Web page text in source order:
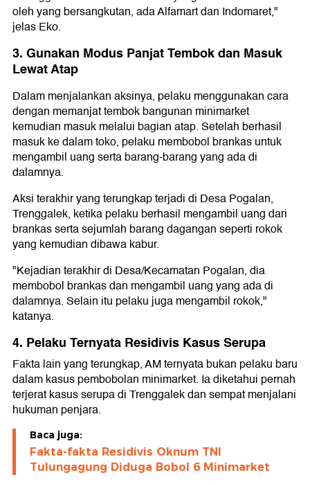
oleh yang bersangkutan, ada Alfamart dan Indomaret,"
jelas Eko.
3. Gunakan Modus Panjat Tembok dan Masuk
Lewat Atap
Dalam menjalankan aksinya, pelaku menggunakan cara
dengan memanjat tembok bangunan minimarket
kemudian masuk melalui bagian atap. Setelah berhasil
masuk ke dalam toko, pelaku membobol brankas untuk
mengambil uang serta barang-barang yang ada di
dalamnya.
Aksi terakhir yang terungkap terjadi di Desa Pogalan,
Trenggalek, ketika pelaku berhasil mengambil uang dari
brankas serta sejumlah barang dagangan seperti rokok
yang kemudian dibawa kabur.
"Kejadian terakhir di Desa/Kecamatan Pogalan, dia
membobol brankas dan mengambil uang yang ada di
dalamnya. Selain itu pelaku juga mengambil rokok,"
katanya.
4. Pelaku Ternyata Residivis Kasus Serupa
Fakta lain yang terungkap, AM ternyata bukan pelaku baru
dalam kasus pembobolan minimarket. Ia diketahui pernah
terjerat kasus serupa di Trenggalek dan sempat menjalani
hukuman penjara.
Baca juga:
Fakta-fakta Residivis Oknum TNI
Tulungagung Diduga Bobol 6 Minimarket